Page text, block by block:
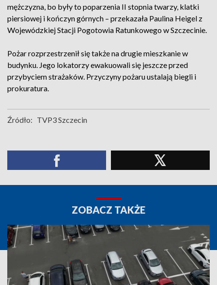
mężczyzna, bo były to poparzenia II stopnia twarzy, klatki
piersiowej i kończyn górnych – przekazała Paulina Heigel z
Wojewódzkiej Stacji Pogotowia Ratunkowego w Szczecinie.
Pożar rozprzestrzenił się także na drugie mieszkanie w
budynku. Jego lokatorzy ewakuowali się jeszcze przed
przybyciem strażaków. Przyczyny pożaru ustalają biegli i
prokuratura.
Źródło: TVP3 Szczecin
ZOBACZ TAKŻE